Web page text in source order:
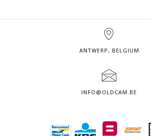
ANTWERP, BELGIUM
INFO@OLDCAM.BE